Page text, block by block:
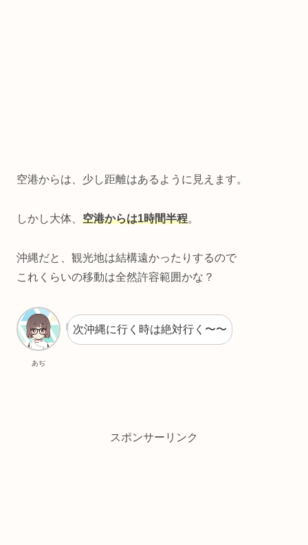
空港からは、少し距離はあるように見えます。
しかし大体、 空港からは1時間半程。
沖縄だと、観光地は結構遠かったりするので
これくらいの移動は全然許容範囲かな？
あぢ
次沖縄に行く時は絶対行く〜〜
スポンサーリンク